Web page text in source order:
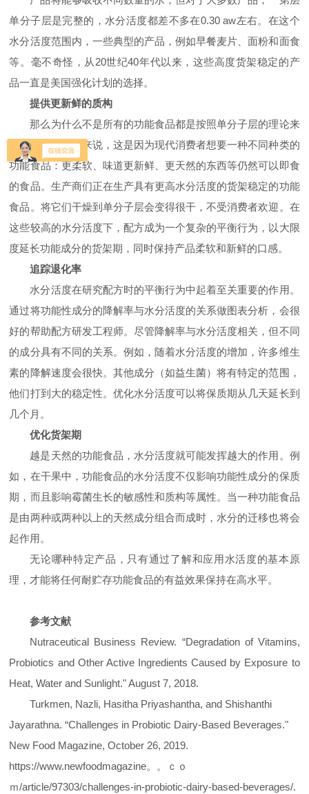
单分子层是完整的，水分活度都差不多在0.30 aw左右。在这个
水分活度范围内，一些典型的产品，例如早餐麦片、面粉和面食
等。毫不奇怪，从 20世纪40年代以来，这些高度货架稳定的产
品一直是美国强化计划的选择。
提供更新鲜的质构
那么为什么不是所有的功能食品都是按照单分子层的理论来
生产呢？简单的来说，这是因为现代消费者想要一种不同种类的
功能食品：更柔软、味道更新鲜、更天然的东西等仍然可以即食
的食品。生产商们正在生产具有更高水分活度的货架稳定的功能
食品。将它们干燥到单分子层会变得很干，不受消费者欢迎。在
这些较高的水分活度下，配方成为一个复杂的平衡行为，以大限
度延长功能成分的货架期，同时保持产品柔软和新鲜的口感。
追踪退化率
水分活度在研究配方时的平衡行为中起着至关重要的作用。
通过将功能性成分的降解率与水分活度的关系做图表分析，会很
好的帮助配方研发工程师。尽管降解率与水分活度相关，但不同
的成分具有不同的关系。例如，随着水分活度的增加，许多维生
素的降解速度会很快。其他成分（如益生菌）将有特定的范围，
他们打到大的稳定性。优化水分活度可以将保质期从几天延长到
几个月。
优化货架期
越是天然的功能食品，水分活度就可能发挥越大的作用。例
如，在干果中，功能食品的水分活度不仅影响功能性成分的保质
期，而且影响霉菌生长的敏感性和质构等属性。当一种功能食品
是由两种或两种以上的天然成分组合而成时，水分的迁移也将会
起作用。
无论哪种特定产品，只有通过了解和应用水活度的基本原
理，才能将任何耐贮存功能食品的有益效果保持在高水平。
参考文献
Nutraceutical Business Review. “Degradation of Vitamins,
Probiotics and Other Active Ingredients Caused by Exposure to
Heat, Water and Sunlight." August 7, 2018.
Turkmen, Nazli, Hasitha Priyashantha, and Shishanthi
Jayarathna. “Challenges in Probiotic Dairy-Based Beverages."
New Food Magazine, October 26, 2019.
https://www.newfoodmagazine。。ｃｏ
ｍ/article/97303/challenges-in-probiotic-dairy-based-beverages/.